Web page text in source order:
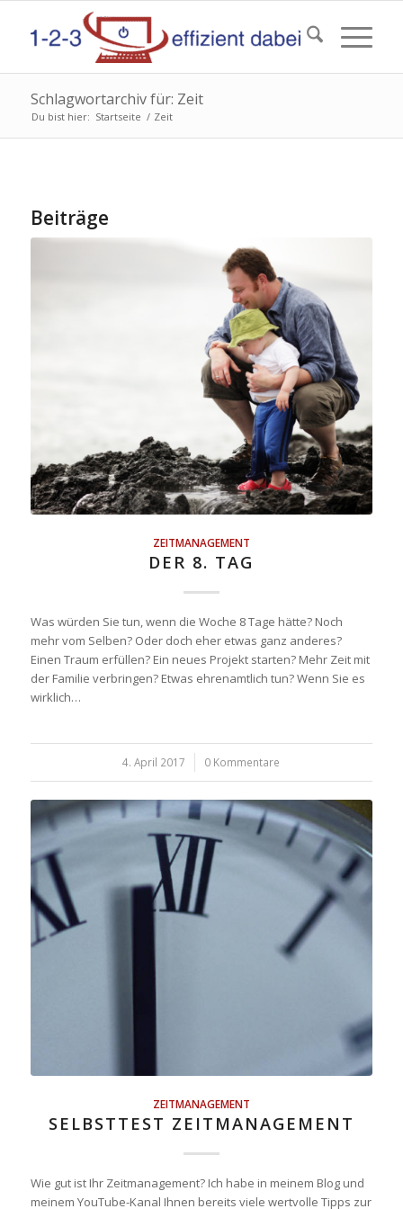
Schlagwortarchiv für: Zeit
Du bist hier: Startseite / Zeit
Beiträge
ZEITMANAGEMENT
DER 8. TAG
Was würden Sie tun, wenn die Woche 8 Tage hätte? Noch
mehr vom Selben? Oder doch eher etwas ganz anderes?
Einen Traum erfüllen? Ein neues Projekt starten? Mehr Zeit mit
der Familie verbringen? Etwas ehrenamtlich tun? Wenn Sie es
wirklich…
4. April 2017
/ 0 Kommentare
ZEITMANAGEMENT
SELBSTTEST ZEITMANAGEMENT
Wie gut ist Ihr Zeitmanagement? Ich habe in meinem Blog und
meinem YouTube-Kanal Ihnen bereits viele wertvolle Tipps zur